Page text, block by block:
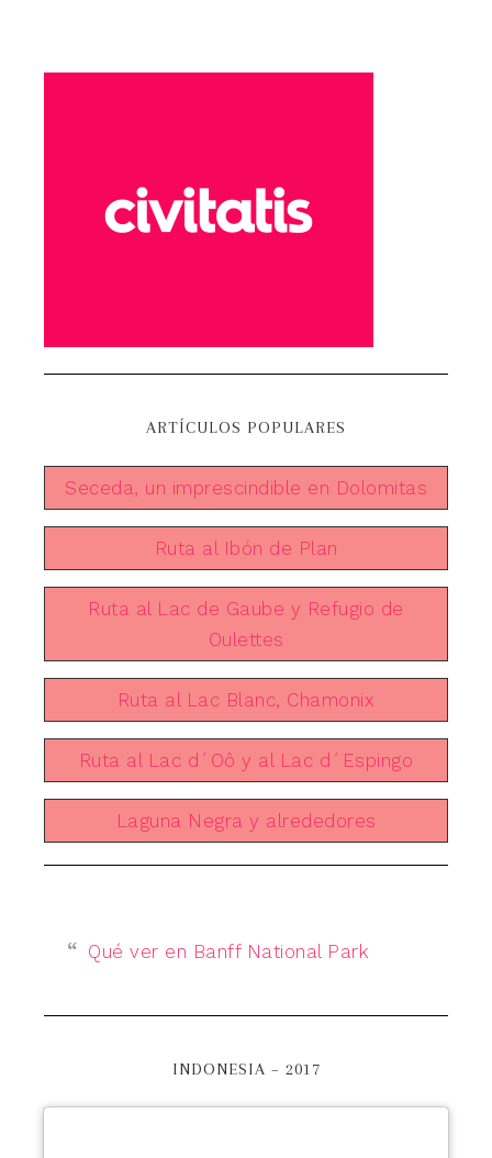
ARTÍCULOS POPULARES
Seceda, un imprescindible en Dolomitas
Ruta al Ibón de Plan
Ruta al Lac de Gaube y Refugio de
Oulettes
Ruta al Lac Blanc, Chamonix
Ruta al Lac d´Oô y al Lac d´Espingo
Laguna Negra y alrededores
Qué ver en Banff National Park
INDONESIA – 2017